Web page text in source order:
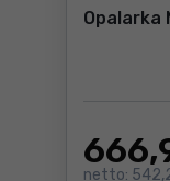
Opalarka
666
netto: